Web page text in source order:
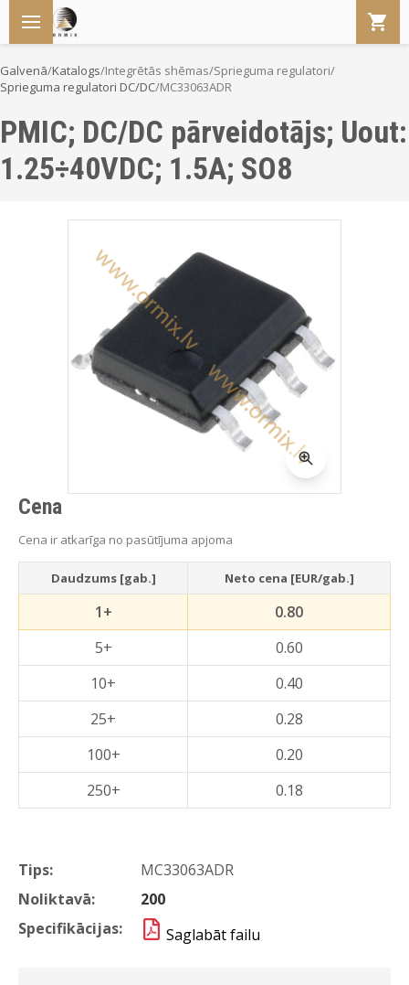
Galvenā/Katalogs/Integrētās shēmas/Sprieguma regulatori/
Sprieguma regulatori DC/DC/MC33063ADR
PMIC; DC/DC pārveidotājs; Uout:
1.25÷40VDC; 1.5A; SO8
Tips:
MC33063ADR
Noliktavā:
200
Specifikācijas:
Saglabāt failu
Cena
Cena ir atkarīga no pasūtījuma apjoma
Daudzums [gab.] Neto cena [EUR/gab.]
1+
0.80
5+
0.60
10+
0.40
25+
0.28
100+
0.20
250+
0.18